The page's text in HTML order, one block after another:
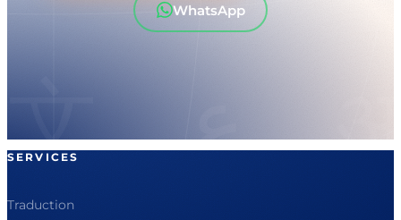
WhatsApp
SERVICES
Traduction